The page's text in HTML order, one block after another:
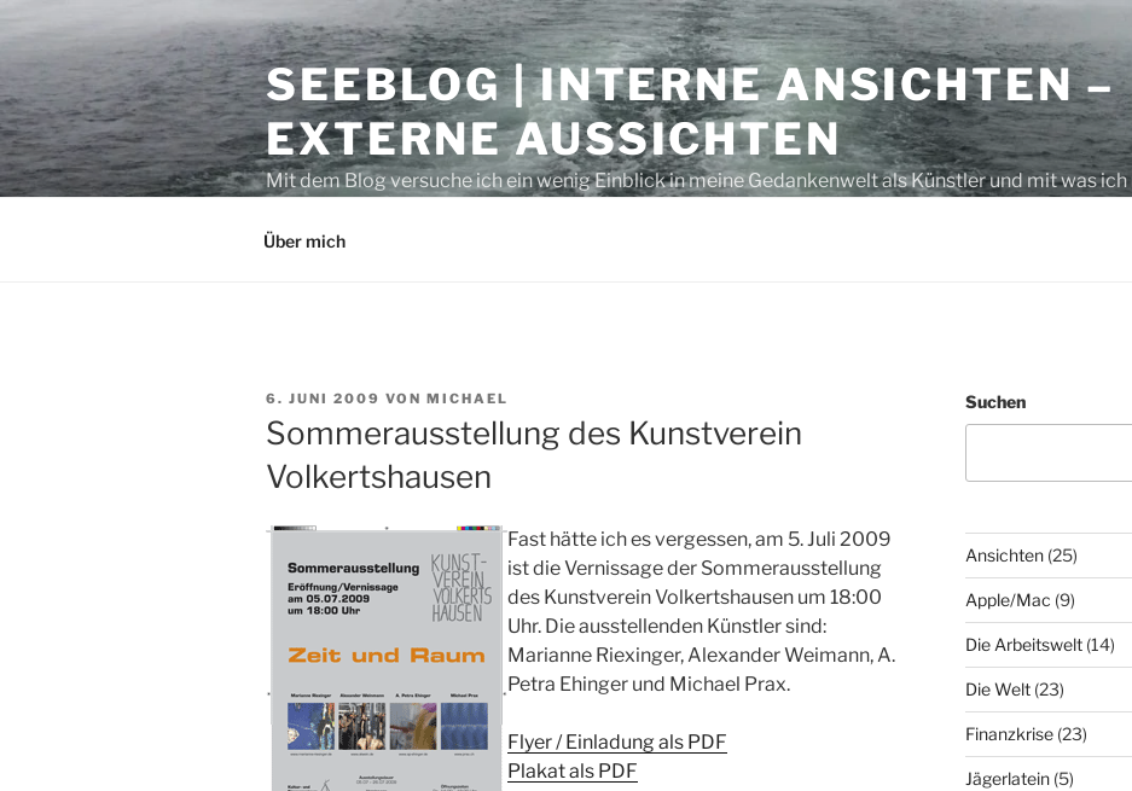
Inhalt
springen
SEEBLOG | INTERNE ANSICHTEN –
EXTERNE AUSSICHTEN
Mit dem Blog versuche ich ein wenig Einblick in meine Gedankenwelt als Künstler und mit was
Über mich
VERÖFFENTLICHT
AM
6. JUNI 2009 VON MICHAEL
Sommerausstellung des Kunstverein
Volkertshausen
Fast hätte ich es vergessen, am 5. Juli 2009
ist die Vernissage der Sommerausstellung
des Kunstverein Volkertshausen um 18:00
Uhr. Die ausstellenden Künstler sind:
Marianne Riexinger, Alexander Weimann, A.
Petra Ehinger und Michael Prax.
Flyer / Einladung als PDF
Plakat als PDF
Suchen
Ansichten(25)
Apple/Mac (9)
Die Arbeitswelt(14)
Die Welt(23)
Finanzkrise(23)
Jägerlatein(5)